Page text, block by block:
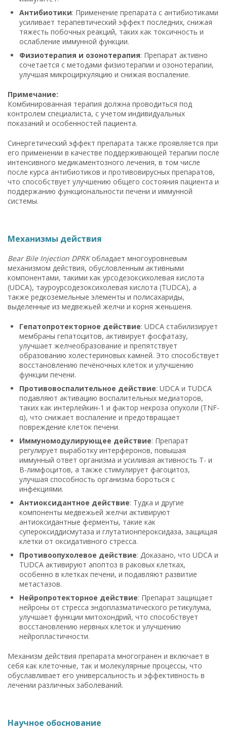
Антибиотики: Применение препарата с антибиотиками
усиливает терапевтический эффект последних, снижая
тяжесть побочных реакций, таких как токсичность и
ослабление иммунной функции.
Физиотерапия и озонотерапия: Препарат активно
сочетается с методами физиотерапии и озонотерапии,
улучшая микроциркуляцию и снижая воспаление.
Примечание:
Комбинированная терапия должна проводиться под
контролем специалиста, с учетом индивидуальных
показаний и особенностей пациента.
Синергетический эффект препарата также проявляется при
его применении в качестве поддерживающей терапии после
интенсивного медикаментозного лечения, в том числе
после курса антибиотиков и противовирусных препаратов,
что способствует улучшению общего состояния пациента и
поддержанию функциональности печени и иммунной
системы.
Механизмы действия
Bear Bile Injection DPRKобладает многоуровневым
механизмом действия, обусловленным активными
компонентами, такими как урсодезоксихолевая кислота
(UDCA), тауроурсодезоксихолевая кислота (TUDCA), а
также редкоземельные элементы и полисахариды,
выделенные из медвежьей желчи и корня женьшеня.
Гепатопротекторное действие: UDCA стабилизирует
мембраны гепатоцитов, активирует фосфатазу,
улучшает желчеобразование и препятствует
образованию холестериновых камней. Это способствует
восстановлению печёночных клеток и улучшению
функции печени.
Противовоспалительное действие: UDCA и TUDCA
подавляют активацию воспалительных медиаторов,
таких как интерлейкин-1 и фактор некроза опухоли (TNF-
α), что снижает воспаление и предотвращает
повреждение клеток печени.
Иммуномодулирующее действие: Препарат
регулирует выработку интерферонов, повышая
иммунный ответ организма и усиливая активность Т- и
B-лимфоцитов, а также стимулирует фагоцитоз,
улучшая способность организма бороться с
инфекциями.
Антиоксидантное действие: Тудка и другие
компоненты медвежьей желчи активируют
антиоксидантные ферменты, такие как
супероксиддисмутаза и глутатионпероксидаза, защищая
клетки от оксидативного стресса.
Противоопухолевое действие: Доказано, что UDCA и
TUDCA активируют апоптоз в раковых клетках,
особенно в клетках печени, и подавляют развитие
метастазов.
Нейропротекторное действие: Препарат защищает
нейроны от стресса эндоплазматического ретикулума,
улучшает функции митохондрий, что способствует
восстановлению нервных клеток и улучшению
нейропластичности.
Механизм действия препарата многогранен и включает в
себя как клеточные, так и молекулярные процессы, что
обуславливает его универсальность и эффективность в
лечении различных заболеваний.
Научное обоснование